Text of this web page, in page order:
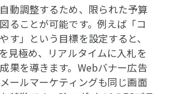
動調整するため、限られた予算
ることが可能です。例えば「コ
す」という目標を設定すると、
見極め、リアルタイムに入札を
果を導きます。Webバナー広告
ールマーケティングも同じ画面